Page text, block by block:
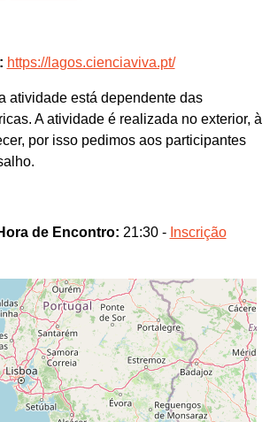
https://lagos.cienciaviva.pt/
atividade está dependente das
A atividade é realizada no exterior, à
por isso pedimos aos participantes
de Encontro: 21:30 - Inscrição